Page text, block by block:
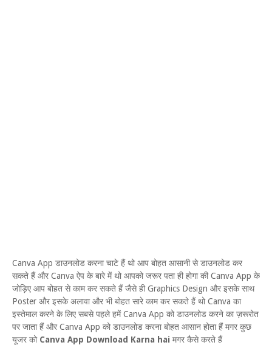
Canva App डाउनलोड करना चाटे हैं थो आप बोहत आसानी से डाउनलोड कर
सकते हैं और Canva ऐप के बारे में थो आपको जरूर पता ही होगा की Canva App के
जोड़िए आप बोहत से काम कर सकते हैं जैसे ही Graphics Design और इसके साथ
Poster और इसके अलावा और भी बोहत सारे काम कर सकते हैं थो Canva का
इस्तेमाल करने के लिए सबसे पहले हमें Canva App को डाउनलोड करने का ज़रूरोत
पर जाता हैं और Canva App को डाउनलोड करना बोहत आसान होता हैं मगर कुछ
यूजर को Canva App Download Karna hai मगर कैसे करते हैं